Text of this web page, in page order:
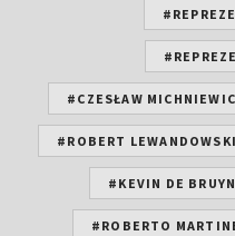
#CZESŁAW
#ROBERT LEWANDOWSKI
#KEVIN DE
#ROBERTO